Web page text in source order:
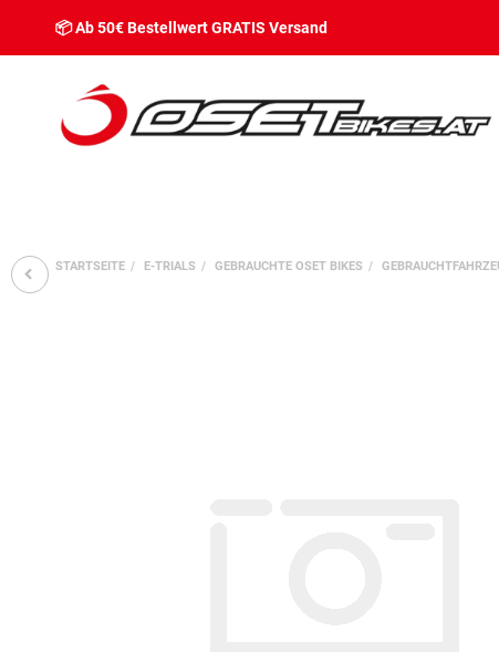
📦 Ab 50€ Bestellwert GRATIS Versand
STARTSEITE E-TRIALS GEBRAUCHTE OSET BIKES